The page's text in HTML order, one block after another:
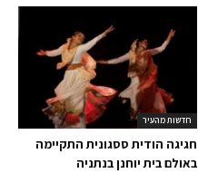
חדשות מהעיר
חגיגה הודית ססגונית התקיימה
באולם בית יוחנן בנתניה